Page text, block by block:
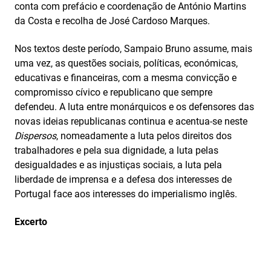
conta com prefácio e coordenação de António Martins
da Costa e recolha de José Cardoso Marques.
Nos textos deste período, Sampaio Bruno assume, mais
uma vez, as questões sociais, políticas, económicas,
educativas e financeiras, com a mesma convicção e
compromisso cívico e republicano que sempre
defendeu. A luta entre monárquicos e os defensores das
novas ideias republicanas continua e acentua­‑se neste
Dispersos, nomeadamente a luta pelos direitos dos
trabalhadores e pela sua dignidade, a luta pelas
desigualdades e as injustiças sociais, a luta pela
liberdade de imprensa e a defesa dos interesses de
Portugal face aos interesses do imperialismo inglês.
Excerto